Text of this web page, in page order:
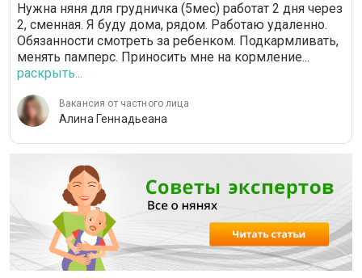
Нужна няня для грудничка (5мес) работат 2 дня через
2, сменная. Я буду дома, рядом. Работаю удаленно.
Обязанности смотреть за ребенком. Подкармливать,
менять памперс. Приносить мне на кормление...
раскрыть...
Вакансия от частного лица
Алина Геннадьеана